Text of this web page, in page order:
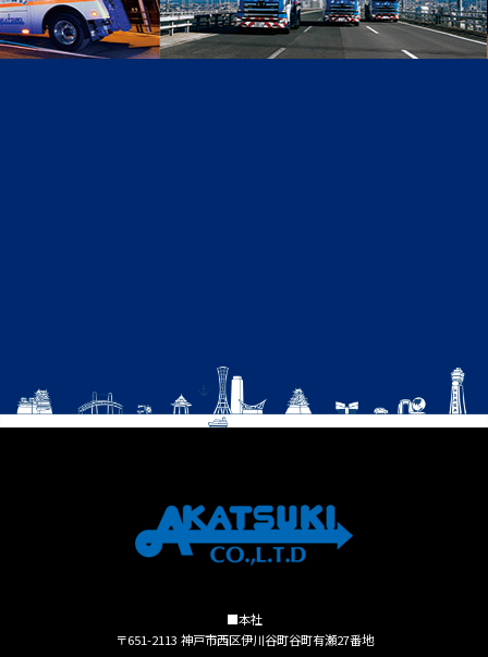
■本社
〒651-2113 神戸市西区伊川谷町谷町有瀬27番地